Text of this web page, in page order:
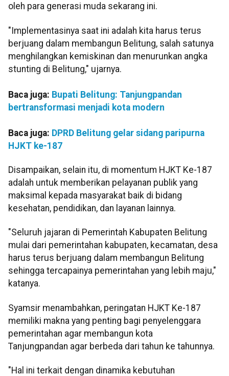
oleh para generasi muda sekarang ini.
"Implementasinya saat ini adalah kita harus terus
berjuang dalam membangun Belitung, salah satunya
menghilangkan kemiskinan dan menurunkan angka
stunting di Belitung," ujarnya.
Baca juga: Bupati Belitung: Tanjungpandan
bertransformasi menjadi kota modern
Baca juga: DPRD Belitung gelar sidang paripurna
HJKT ke-187
Disampaikan, selain itu, di momentum HJKT Ke-187
adalah untuk memberikan pelayanan publik yang
maksimal kepada masyarakat baik di bidang
kesehatan, pendidikan, dan layanan lainnya.
"Seluruh jajaran di Pemerintah Kabupaten Belitung
mulai dari pemerintahan kabupaten, kecamatan, desa
harus terus berjuang dalam membangun Belitung
sehingga tercapainya pemerintahan yang lebih maju,"
katanya.
Syamsir menambahkan, peringatan HJKT Ke-187
memiliki makna yang penting bagi penyelenggara
pemerintahan agar membangun kota
Tanjungpandan agar berbeda dari tahun ke tahunnya.
"Hal ini terkait dengan dinamika kebutuhan